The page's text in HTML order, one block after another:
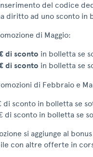
del codice
diritto ad uno sconto in
di Maggio:
di sconto in bolletta se
di sconto in bolletta se
di Febbraio e
di sconto in bolletta se
di sconto in bolletta se
si aggiunge al
con altre offerte in